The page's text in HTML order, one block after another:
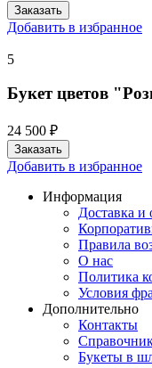
Добавить в избранное
5
Букет цветов
24 500 ₽
Добавить в избранное
Информация
Доставка и
Правила
О нас
Политика
Условия
Дополнительно
Контакты
Букеты в